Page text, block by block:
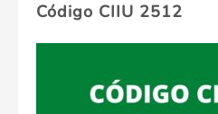
Código CIIU 2512